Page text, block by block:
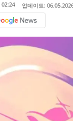
02:24
업데이트: